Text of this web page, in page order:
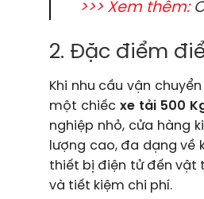
>>> Xem thêm:
2. Đặc điểm
Khi nhu cầu vận
một chiếc xe tải 500
nghiệp nhỏ, cửa hàng
lượng cao, đa dạng về
thiết bị điện tử đến vật
và tiết kiệm chi phí.